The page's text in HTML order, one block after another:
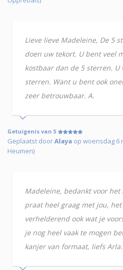
Lieve lieve Madeleine, De 5
doen uw tekort. U bent veel
kostbaar dan de 5 sterren.
sterren. Want u bent ook
zeer betrouwbaar. A.
Getuigenis van 5
Geplaatst doorAlaya op woensdag 6
Heumen)
Madeleine, bedankt voor het
praat heel graag met jou,
verhelderend ook wat je
je nog heel vaak te mogen
kanjer van formaat, liefs Arla.